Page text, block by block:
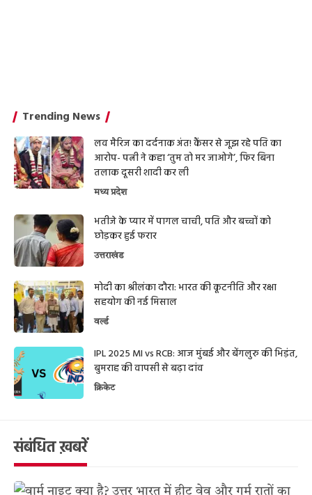
Trending News
लव मैरिज का दर्दनाक अंत! कैंसर से जूझ रहे पति का
आरोप- पत्नी ने कहा ‘तुम तो मर जाओगे’, फिर बिना
तलाक दूसरी शादी कर ली
मध्य प्रदेश
भतीजे के प्यार में पागल चाची, पति और बच्चों को
छोड़कर हुई फरार
उत्तराखंड
मोदी का श्रीलंका दौरा: भारत की कूटनीति और रक्षा
सहयोग की नई मिसाल
वर्ल्ड
IPL 2025 MI vs RCB: आज मुंबई और बेंगलुरु की भिड़ंत,
बुमराह की वापसी से बढ़ा दांव
क्रिकेट
संबंधित ख़बरें